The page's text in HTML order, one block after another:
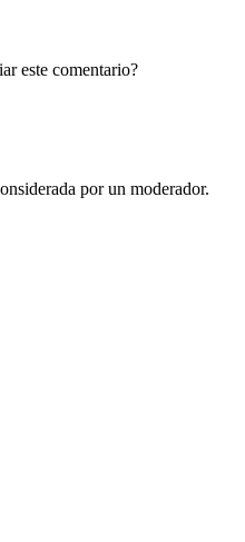
este comentario?
por un moderador.